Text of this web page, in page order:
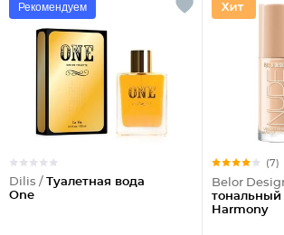
Рекомендуем
Dilis / Туалетная вода
One
(7)
Belor
тональный
Harmony